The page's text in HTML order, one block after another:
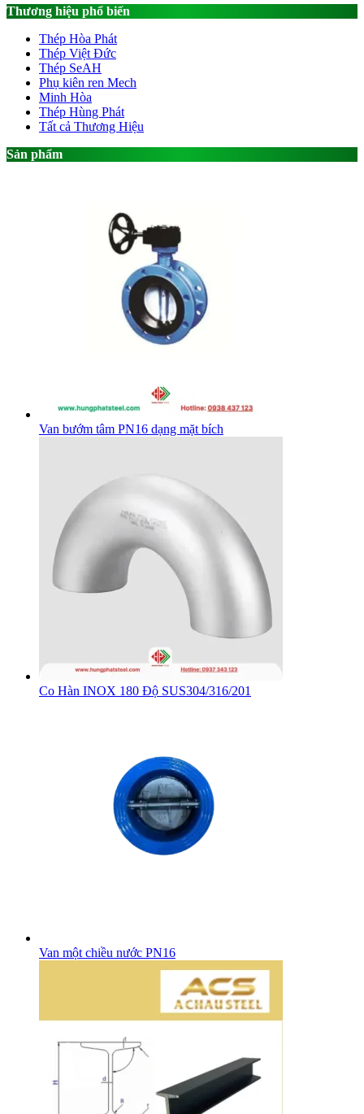
Thương hiệu phổ biến
Thép Hòa Phát
Thép Việt Đức
Thép SeAH
Phụ kiên ren Mech
Minh Hòa
Thép Hùng Phát
Tất cả Thương Hiệu
Sản phẩm
Van bướm tâm PN16 dạng mặt bích
Co Hàn INOX 180 Độ SUS304/316/201
Van một chiều nước PN16